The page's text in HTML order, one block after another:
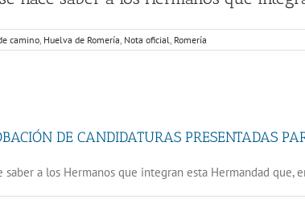
camino Huelva de Romería Nota oficial Romería
DE CANDIDATURAS PRESENTADAS
saber a los Hermanos que integran esta Hermandad que,